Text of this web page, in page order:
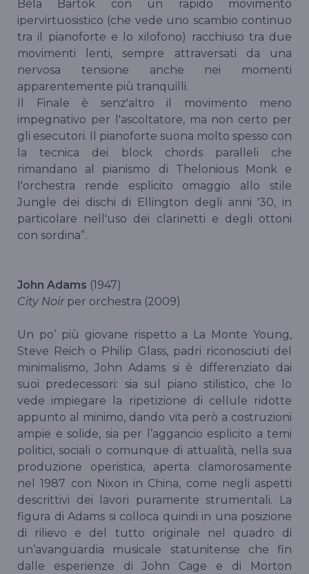
Béla Bartók con un rapido movimento
ipervirtuosistico (che vede uno scambio continuo
tra il pianoforte e lo xilofono) racchiuso tra due
movimenti lenti, sempre attraversati da una
nervosa tensione anche nei momenti
apparentemente più tranquilli.
Il Finale è senz'altro il movimento meno
impegnativo per l'ascoltatore, ma non certo per
gli esecutori. Il pianoforte suona molto spesso con
la tecnica dei block chords paralleli che
rimandano al pianismo di Thelonious Monk e
l'orchestra rende esplicito omaggio allo stile
Jungle dei dischi di Ellington degli anni '30, in
particolare nell'uso dei clarinetti e degli ottoni
con sordina”.
John Adams (1947)
City Noir per orchestra (2009)
Un po’ più giovane rispetto a La Monte Young,
Steve Reich o Philip Glass, padri riconosciuti del
minimalismo, John Adams si è differenziato dai
suoi predecessori: sia sul piano stilistico, che lo
vede impiegare la ripetizione di cellule ridotte
appunto al minimo, dando vita però a costruzioni
ampie e solide, sia per l’aggancio esplicito a temi
politici, sociali o comunque di attualità, nella sua
produzione operistica, aperta clamorosamente
nel 1987 con Nixon in China, come negli aspetti
descrittivi dei lavori puramente strumentali. La
figura di Adams si colloca quindi in una posizione
di rilievo e del tutto originale nel quadro di
un’avanguardia musicale statunitense che fin
dalle esperienze di John Cage e di Morton